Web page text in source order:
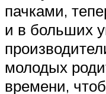
пачками,
и в больших
молодых
времени,